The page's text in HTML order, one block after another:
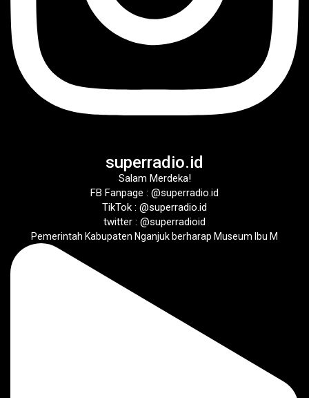
superradio.id
Salam Merdeka!
FB Fanpage : @superradio.id
TikTok : @superradio.id
twitter : @superradioid
Pemerintah Kabupaten Nganjuk berharap Museum Ibu M